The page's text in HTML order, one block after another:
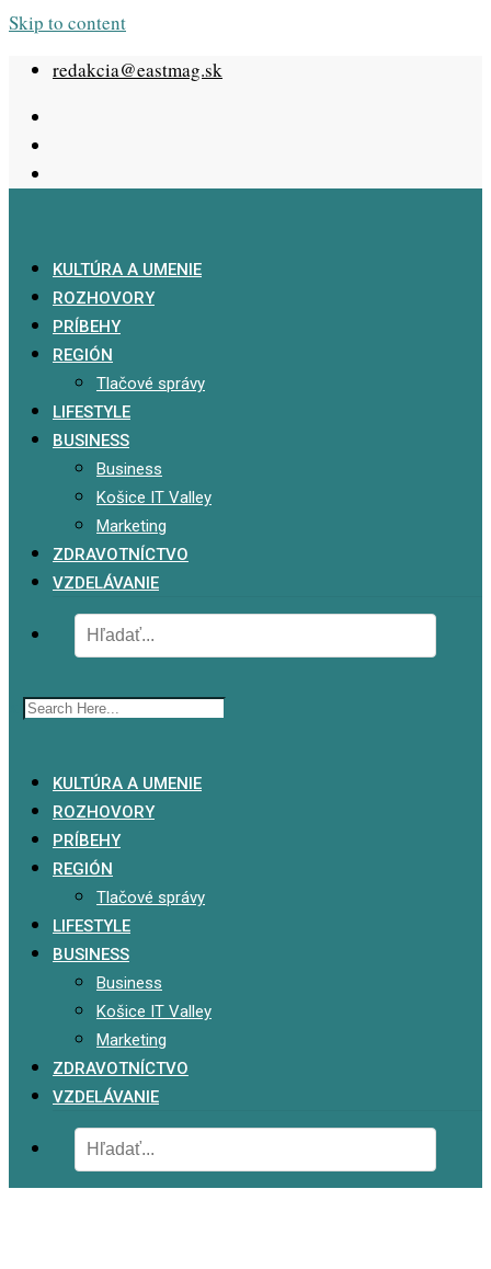
Skip to content
redakcia@eastmag.sk
KULTÚRA A UMENIE
ROZHOVORY
PRÍBEHY
REGIÓN
Tlačové správy
LIFESTYLE
BUSINESS
Business
Košice IT Valley
Marketing
ZDRAVOTNÍCTVO
VZDELÁVANIE
KULTÚRA A UMENIE
ROZHOVORY
PRÍBEHY
REGIÓN
Tlačové správy
LIFESTYLE
BUSINESS
Business
Košice IT Valley
Marketing
ZDRAVOTNÍCTVO
VZDELÁVANIE